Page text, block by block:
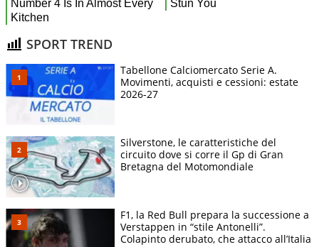
SPORT TREND
Tabellone Calciomercato Serie A.
Movimenti, acquisti e cessioni: estate
2026-27
Silverstone, le caratteristiche del
circuito dove si corre il Gp di Gran
Bretagna del Motomondiale
F1, la Red Bull prepara la successione a
Verstappen in “stile Antonelli”.
Colapinto derubato, che attacco all’Italia